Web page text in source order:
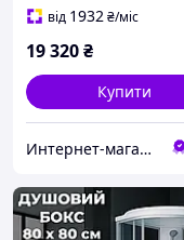
від 1932₴/міс
19 320₴
Купити
Интернет-магазин Строй Дом